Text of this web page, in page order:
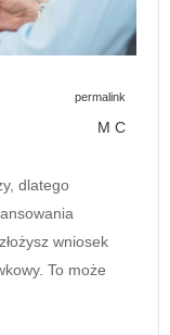
permalink
M C
dlatego
wniosek
To może